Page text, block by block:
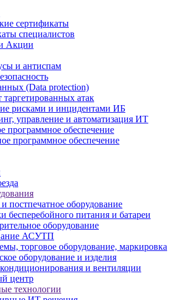
сертификаты
специалистов
Акции
и антиспам
(Data protection)
таргетированных атак
рисками и инцидентами ИБ
управление и автоматизация ИТ
программное обеспечение
программное обеспечение
постпечатное оборудование
бесперебойного питания и батареи
оборудование
АСУТП
торговое оборудование, маркировка
оборудование и изделия
и вентиляции
центр
технологии